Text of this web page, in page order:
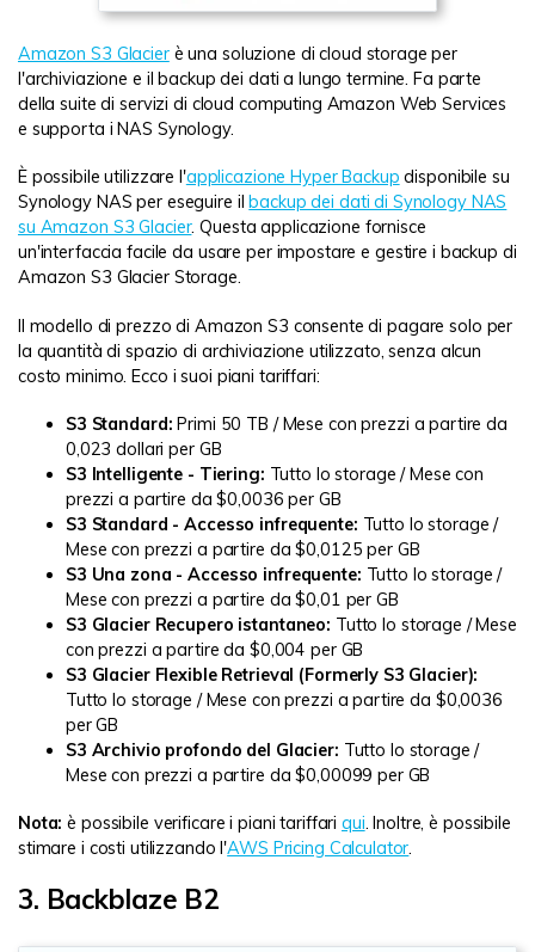
Amazon S3 Glacierè una soluzione di cloud storage per
l'archiviazione e il backup dei dati a lungo termine. Fa parte
della suite di servizi di cloud computing Amazon Web Services
e supporta i NAS Synology.
È possibile utilizzare l'applicazione Hyper Backup disponibile su
Synology NAS per eseguire il backup dei dati di Synology NAS
su Amazon S3 Glacier. Questa applicazione fornisce
un'interfaccia facile da usare per impostare e gestire i backup di
Amazon S3 Glacier Storage.
Il modello di prezzo di Amazon S3 consente di pagare solo per
la quantità di spazio di archiviazione utilizzato, senza alcun
costo minimo. Ecco i suoi piani tariffari:
S3 Standard: Primi 50 TB / Mese con prezzi a partire da
0,023 dollari per GB
S3 Intelligente - Tiering: Tutto lo storage / Mese con
prezzi a partire da $0,0036 per GB
S3 Standard - Accesso infrequente: Tutto lo storage /
Mese con prezzi a partire da $0,0125 per GB
S3 Una zona - Accesso infrequente: Tutto lo storage /
Mese con prezzi a partire da $0,01 per GB
S3 Glacier Recupero istantaneo: Tutto lo storage / Mese
con prezzi a partire da $0,004 per GB
S3 Glacier Flexible Retrieval (Formerly S3 Glacier):
Tutto lo storage / Mese con prezzi a partire da $0,0036
per GB
S3 Archivio profondo del Glacier: Tutto lo storage /
Mese con prezzi a partire da $0,00099 per GB
Nota: è possibile verificare i piani tariffari qui. Inoltre, è possibile
stimare i costi utilizzando l'AWS Pricing Calculator.
3. Backblaze B2